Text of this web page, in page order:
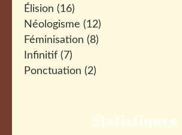
Élision (16)
Néologisme (12)
Féminisation (8)
Infinitif (7)
Ponctuation (2)
Statistiques